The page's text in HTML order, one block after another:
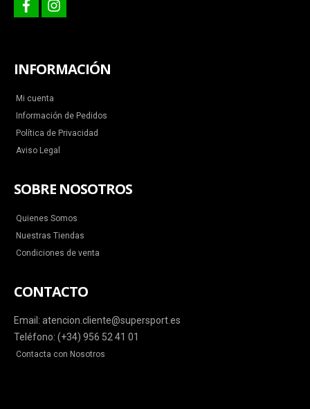
facebookinstagram
INFORMACIÓN
Mi cuenta
Información de Pedidos
Política de Privacidad
Aviso Legal
SOBRE NOSOTROS
Quienes Somos
Nuestras Tiendas
Condiciones de venta
CONTACTO
Email: atencion.cliente@supersport.es
Teléfono: (+34) 956 52 41 01
Contacta con Nosotros